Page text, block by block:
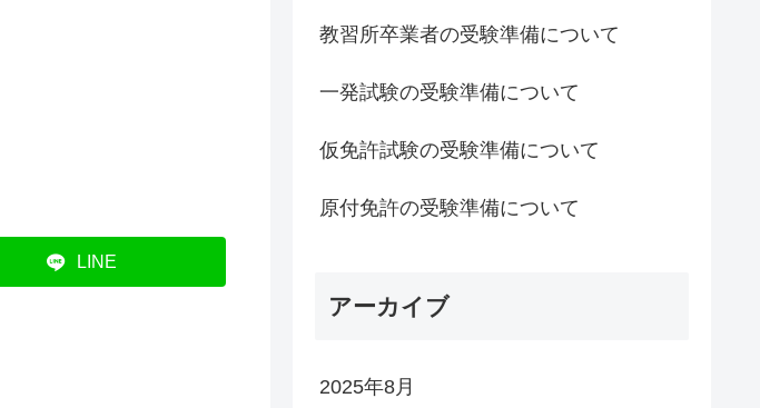
LINE
教習所卒業者の受験準備について
一発試験の受験準備について
仮免許試験の受験準備について
原付免許の受験準備について
アーカイブ
2025年8月